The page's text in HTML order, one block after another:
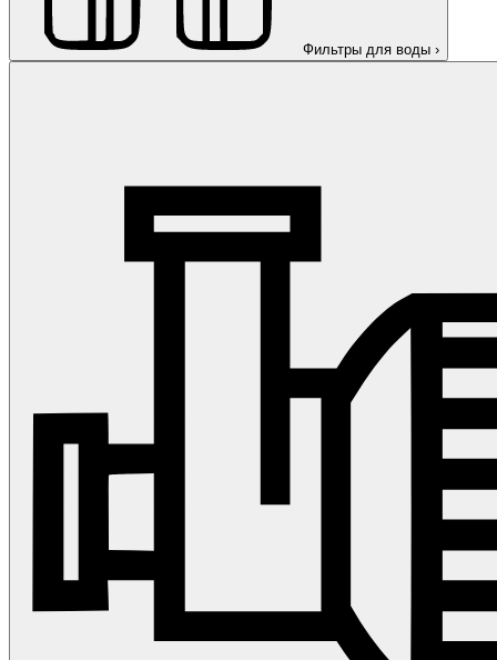
Фильтры для воды ›